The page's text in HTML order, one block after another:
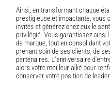
Ainsi, en transformant chaque
prestigieuse et impactante, vous
invités et générez chez eux le
privilégié. Vous garantissez
de marque, tout en consolidant
prenant soin de ses clients, de
partenaires. L’anniversaire
alors votre meilleur allié pour
conserver votre position de